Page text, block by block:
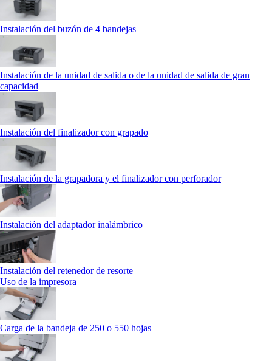
Instalación del buzón de 4 bandejas
Instalación de la unidad de salida o de la unidad de salida de gran
capacidad
Instalación del finalizador con grapado
Instalación de la grapadora y el finalizador con perforador
Instalación del adaptador inalámbrico
Instalación del retenedor de resorte
Uso de la impresora
Carga de la bandeja de 250 o 550 hojas